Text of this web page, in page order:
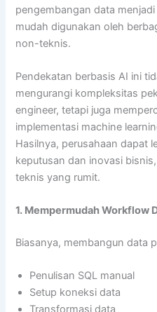
pengembangan data
mudah digunakan oleh
non-teknis.
Pendekatan berbasis AI ini
mengurangi kompleksitas
engineer, tetapi juga
implementasi machine
Hasilnya, perusahaan dapat
keputusan dan inovasi
teknis yang rumit.
1. Mempermudah Workflow
Biasanya, membangun data
Penulisan SQL manual
Setup koneksi data